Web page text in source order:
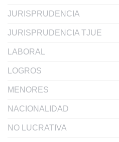
JURISPRUDENCIA
JURISPRUDENCIA TJUE
LABORAL
LOGROS
MENORES
NACIONALIDAD
NO LUCRATIVA